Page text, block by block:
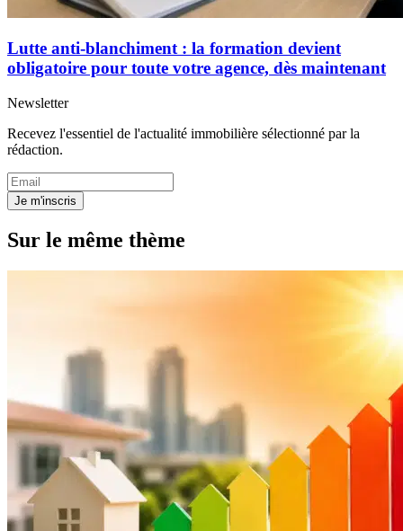
Lutte anti-blanchiment : la formation devient
obligatoire pour toute votre agence, dès maintenant
Newsletter
Recevez l'essentiel de l'actualité immobilière sélectionné par la
rédaction.
Je m'inscris
Sur le même thème